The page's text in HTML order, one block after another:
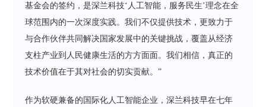
基金会的签约，是深兰科技‘人工智能，服务民生’理念在全
球范围内的一次深度实践。我们不仅提供技术，更致力于
与合作伙伴共同解决国家发展中的关键挑战，覆盖从经济
支柱产业到人民健康生活的方方面面。我们相信，真正的
技术价值在于其对社会的切实贡献。”
作为软硬兼备的国际化人工智能企业，深兰科技早在七年